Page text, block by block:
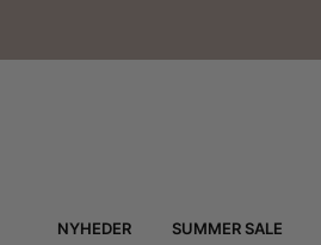
NYHEDER SUMMER SALE